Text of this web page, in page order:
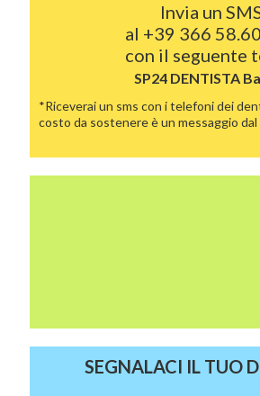
Invia un
al +39 366
con il seguente
SP24 DENTISTA
*Riceverai un sms con i telefoni dei
costo da sostenere è un messaggio
SEGNALACI IL TUO